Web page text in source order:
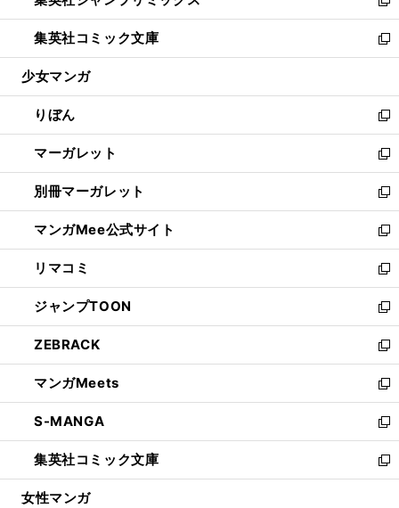
開
く
ウ
で
開
ン
ド
ウ
開
く
ウ
ィ
ン
ウ
で
開
く
新
し
い
ウ
ン
ド
ウ
で
開
く
集英社コミック文庫
新
し
ウ
ィ
ン
ド
ウ
で
開
く
少女マンガ
りぼん
新
し
い
ウ
ィ
ン
ド
ウ
で
開
く
マーガレット
新
し
い
ウ
ィ
ン
ド
ウ
で
開
く
別冊マーガレット
新
し
い
ウ
ィ
ン
ド
ウ
で
開
く
マンガMee公式サイト
新
し
い
ウ
ィ
ン
ド
ウ
で
開
く
リマコミ
新
し
い
ウ
ィ
ン
ド
ウ
で
開
く
ジャンプTOON
新
し
い
ウ
ィ
ン
ド
ウ
で
開
ZEBRACK
新
し
い
ウ
ィ
ン
ド
ウ
マンガMeets
新
し
い
ウ
ィ
ン
S-MANGA
新
し
い
ウ
集英社コミック文庫
新
し
女性マンガ